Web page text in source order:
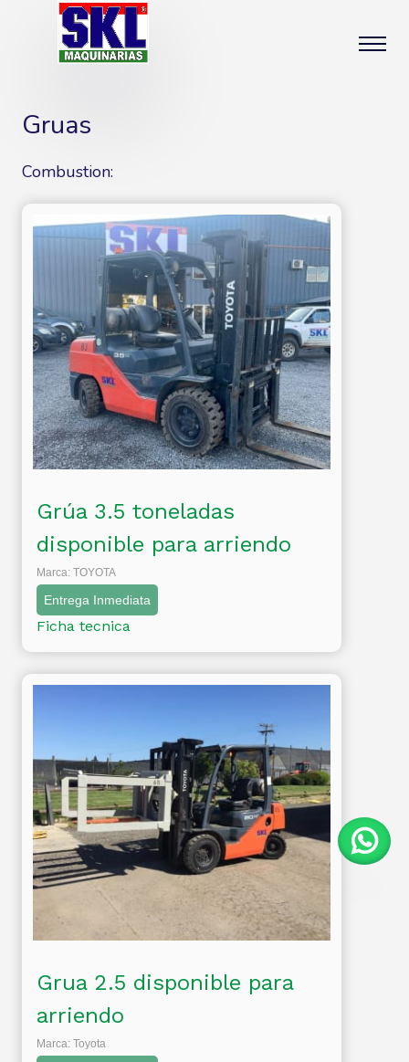
Gruas
Combustion:
Grúa 3.5 toneladas
disponible para arriendo
Marca: TOYOTA
Entrega Inmediata
Ficha tecnica
Grua 2.5 disponible para
arriendo
Marca: Toyota